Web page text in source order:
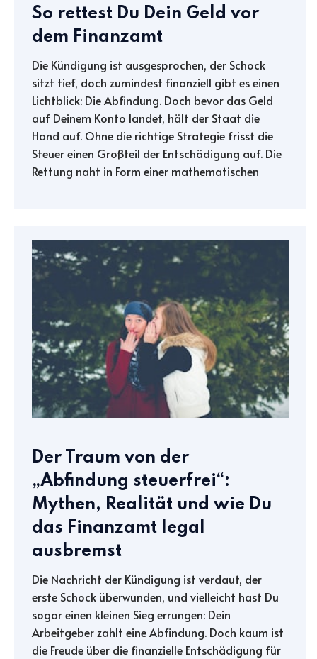
So rettest Du Dein Geld vor
dem Finanzamt
Die Kündigung ist ausgesprochen, der Schock
sitzt tief, doch zumindest finanziell gibt es einen
Lichtblick: Die Abfindung. Doch bevor das Geld
auf Deinem Konto landet, hält der Staat die
Hand auf. Ohne die richtige Strategie frisst die
Steuer einen Großteil der Entschädigung auf. Die
Rettung naht in Form einer mathematischen
Der Traum von der
„Abfindung steuerfrei“:
Mythen, Realität und wie Du
das Finanzamt legal
ausbremst
Die Nachricht der Kündigung ist verdaut, der
erste Schock überwunden, und vielleicht hast Du
sogar einen kleinen Sieg errungen: Dein
Arbeitgeber zahlt eine Abfindung. Doch kaum ist
die Freude über die finanzielle Entschädigung für